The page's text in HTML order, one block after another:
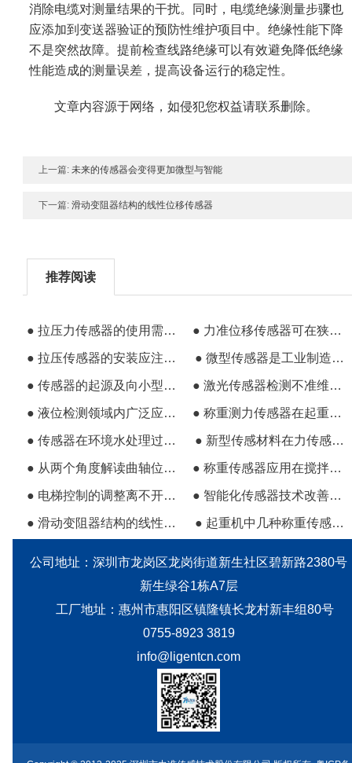
消除电缆对测量结果的干扰。同时，电缆绝缘测量步骤也
应添加到变送器验证的预防性维护项目中。绝缘性能下降
不是突然故障。提前检查线路绝缘可以有效避免降低绝缘
性能造成的测量误差，提高设备运行的稳定性。
文章内容源于网络，如侵犯您权益请联系删除。
上一篇:未来的传感器会变得更加微型与智能
下一篇:滑动变阻器结构的线性位移传感器
推荐阅读
● 拉压力传感器的使用需要注意的一些问题 ● 力准位移传感器可在狭窄空间内轻松安装
● 拉压传感器的安装应注意以下几点事项 ● 微型传感器是工业制造商的研发方向
● 传感器的起源及向小型化集成化方向发展 ● 激光传感器检测不准维修方案分享
● 液位检测领域内广泛应用微处理技术 ● 称重测力传感器在起重机械中的运用
● 传感器在环境水处理过程中对设备的监测作用 ● 新型传感材料在力传感器的应用和发展前景
● 从两个角度解读曲轴位置传感器的故障问题 ● 称重传感器应用在搅拌站上的作用
● 电梯控制的调整离不开静磁栅位移传感器的应用 ● 智能化传感器技术改善了传统养殖技术
● 滑动变阻器结构的线性位移传感器 ● 起重机中几种称重传感器安装方式的优缺点
公司地址：深圳市龙岗区龙岗街道新生社区碧新路2380号
新生绿谷1栋A7层
工厂地址：惠州市惠阳区镇隆镇长龙村新丰组80号
0755-8923 3819
info@ligentcn.com